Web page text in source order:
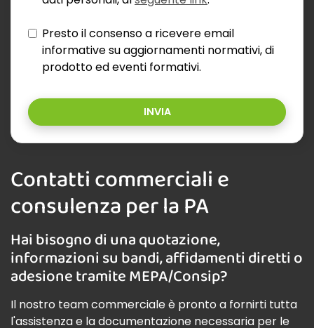
Presto il consenso a ricevere email
informative su aggiornamenti normativi, di
prodotto ed eventi formativi.
INVIA
Contatti commerciali e
consulenza per la PA
Hai bisogno di una quotazione,
informazioni su bandi, affidamenti diretti o
adesione tramite MEPA/Consip?
Il nostro team commerciale è pronto a fornirti tutta
l'assistenza e la documentazione necessaria per le